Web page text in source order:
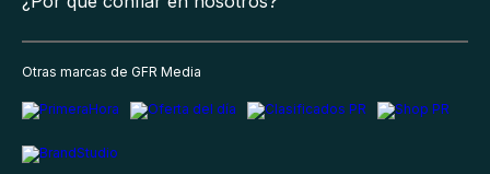
Otras marcas de GFR Media